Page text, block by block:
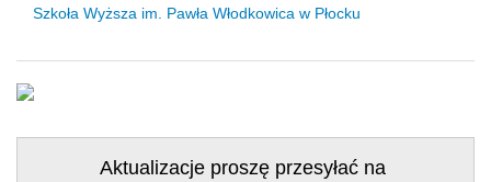
Szkoła Wyższa im. Pawła Włodkowica w Płocku
Aktualizacje proszę przesyłać na